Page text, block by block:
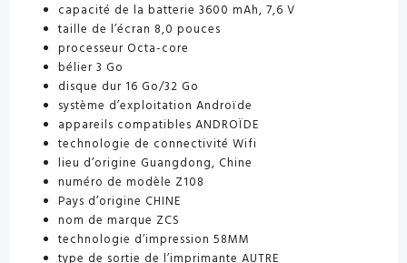
capacité de la batterie 3600 mAh, 7,6 V
taille de l’écran 8,0 pouces
processeur Octa-core
bélier 3 Go
disque dur 16 Go/32 Go
système d’exploitation Androïde
appareils compatibles ANDROÏDE
technologie de connectivité Wifi
lieu d’origine Guangdong, Chine
numéro de modèle Z108
Pays d’origine CHINE
nom de marque ZCS
technologie d’impression 58MM